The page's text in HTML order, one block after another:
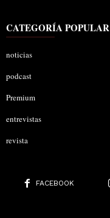
CATEGORÍA POPULAR
noticias
podcast
Premium
entrevistas
revista
FACEBOOK